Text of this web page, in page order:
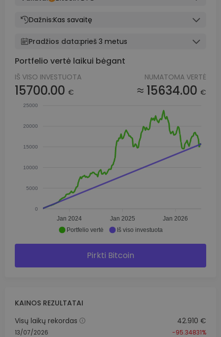
Dažnis:Kas savaitę
Pradžios data:prieš 3 metus
Portfelio vertė laikui bėgant
IŠ VISO INVESTUOTA
15700.00 €
NUMATOMA VERTĖ
≈ 15634.00 €
25000
20000
15000
10000
5000
0
Jan 2024 Jan 2025 Jan 2026
Portfelio vertė Iš viso investuota
Pirkti Bitcoin
KAINOS REZULTATAI
Visų laikų rekordas
13/07/2026
42.910 €
-95.34831%